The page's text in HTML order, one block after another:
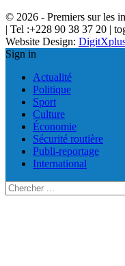
© 2026 - Premiers sur les
| Tel :+228 90 38 37 20 |
Website Design:
Sign in
Actualité
Politique
Sport
Culture
Économie
Sécurité routière
Publi-reportage
International